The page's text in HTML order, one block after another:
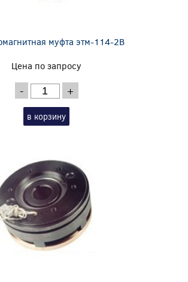
муфта этм-114-2В
Цена по запросу
- +
в корзину